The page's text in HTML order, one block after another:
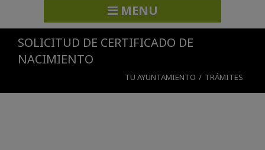
MENU
SOLICITUD DE CERTIFICADO DE
NACIMIENTO
TU AYUNTAMIENTO / TRÁMITES